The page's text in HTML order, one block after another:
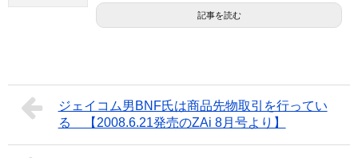
記事を読む
ジェイコム男BNF氏は商品先物取引を行ってい
る 【2008.6.21発売のZAi 8月号より】